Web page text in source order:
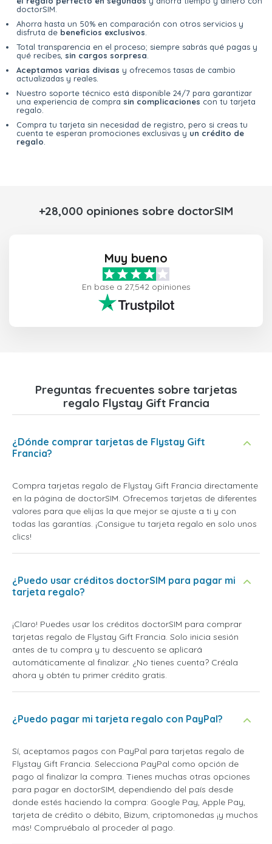
doctorSIM.
Ahorra hasta un 50% en comparación con otros servicios y
disfruta de beneficios exclusivos
Total transparencia en el proceso; siempre sabrás qué pagas y
qué recibes, sin cargos sorpresa
Aceptamos varias divisas y ofrecemos tasas de cambio
actualizadas y reales.
Nuestro soporte técnico está disponible 24/7 para garantizar
una experiencia de compra sin complicaciones con tu tarjeta
regalo.
Compra tu tarjeta sin necesidad de registro, pero si creas tu
cuenta te esperan promociones exclusivas y un crédito de
regalo
+28,000 opiniones sobre doctorSIM
Muy bueno
En base a 27,542 opiniones
Preguntas frecuentes sobre tarjetas
regalo Flystay Gift Francia
¿Dónde comprar tarjetas de Flystay Gift
Francia?
Compra tarjetas regalo de Flystay Gift Francia directamente
en la página de doctorSIM. Ofrecemos tarjetas de diferentes
valores para que elijas la que mejor se ajuste a ti y con
todas las garantías. ¡Consigue tu tarjeta regalo en solo unos
clics!
¿Puedo usar créditos doctorSIM para pagar mi
tarjeta regalo?
¡Claro! Puedes usar los créditos doctorSIM para comprar
tarjetas regalo de Flystay Gift Francia. Solo inicia sesión
antes de tu compra y tu descuento se aplicará
automáticamente al finalizar. ¿No tienes cuenta? Créala
ahora y obtén tu primer crédito gratis.
¿Puedo pagar mi tarjeta regalo con PayPal?
Sí, aceptamos pagos con PayPal para tarjetas regalo de
Flystay Gift Francia. Selecciona PayPal como opción de
pago al finalizar la compra. Tienes muchas otras opciones
para pagar en doctorSIM, dependiendo del país desde
donde estés haciendo la compra: Google Pay, Apple Pay,
tarjeta de crédito o débito, Bizum, criptomonedas ¡y muchos
más! Compruébalo al proceder al pago.